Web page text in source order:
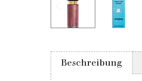
Beschreibung